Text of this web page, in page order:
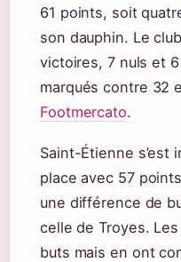
61 points, soit
son dauphin. Le
victoires, 7 nuls et
marqués contre 32
Footmercato.
Saint-Étienne s’est
place avec 57
une différence de
celle de Troyes.
buts mais en ont